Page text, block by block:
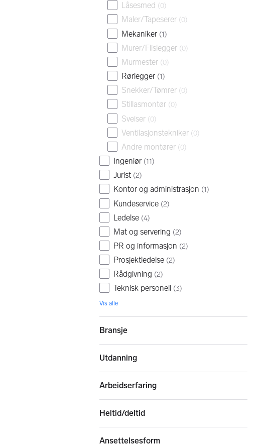
Låsesmed (0)
Maler/Tapeserer (0)
Mekaniker (1)
Murer/Flislegger (0)
Murmester (0)
Rørlegger (1)
Snekker/Tømrer (0)
Stillasmontør (0)
Sveiser (0)
Ventilasjonstekniker (0)
Andre montører (0)
Ingeniør (11)
Jurist (2)
Kontor og administrasjon (1)
Kundeservice (2)
Ledelse (4)
Mat og servering (2)
PR og informasjon (2)
Prosjektledelse (2)
Rådgivning (2)
Teknisk personell (3)
Vis alle
Bransje
Utdanning
Arbeidserfaring
Heltid/deltid
Ansettelsesform